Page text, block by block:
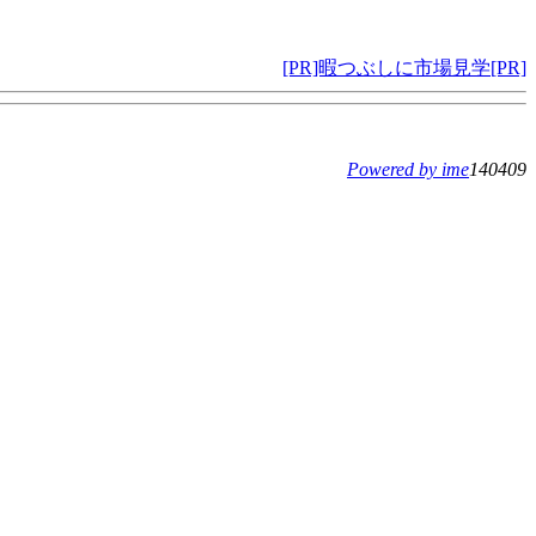
[PR]暇つぶしに市場見学[PR]
Powered by ime140409